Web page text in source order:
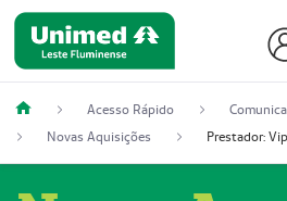
Acesso Rápido
Novas Aquisições